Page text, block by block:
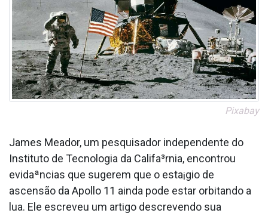
Pixabay
James Meador, um pesquisador independente do
Instituto de Tecnologia da Califa³rnia, encontrou
evidaªncias que sugerem que o esta¡gio de
ascensão da Apollo 11 ainda pode estar orbitando a
lua. Ele escreveu um artigo descrevendo sua